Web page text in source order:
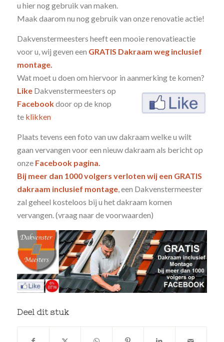
u hier nog gebruik van maken.
Maak daarom nu nog gebruik van onze renovatie actie!
Dakvenstermeesters heeft een mooie renovatieactie
voor u, wij geven een GRATIS Dakraam weg inclusief
montage.
Wat moet u doen om hiervoor in aanmerking te komen?
LikeDakvenstermeesters op
Facebookdoor op de knop
te klikken
Plaats tevens een foto van uw dakraam welke u wilt
gaan vervangen voor een nieuw dakraam als bericht op
onze Facebook pagina.
Bij meer dan 1000 volgers verloten wij een GRATIS
dakraam inclusief montage, een Dakvenstermeester
zal geheel kosteloos bij u het dakraam komen
vervangen. (vraag naar de voorwaarden)
Deel dit stuk